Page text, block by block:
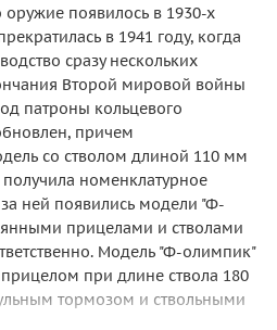
появилось в 1930-х
в 1941 году, когда
сразу нескольких
Второй мировой войны
патроны кольцевого
причем
со стволом длиной 110 мм
номенклатурное
ней появились модели "Ф-
прицелами и стволами
Модель "Ф-олимпик"
при длине ствола 180
тормозом и ствольными